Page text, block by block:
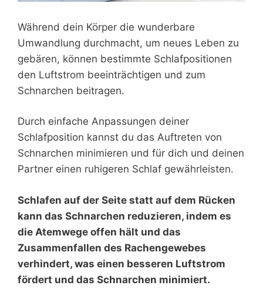
Während dein Körper die wunderbare
Umwandlung durchmacht, um neues Leben zu
gebären, können bestimmte Schlafpositionen
den Luftstrom beeinträchtigen und zum
Schnarchen beitragen.
Durch einfache Anpassungen deiner
Schlafposition kannst du das Auftreten von
Schnarchen minimieren und für dich und deinen
Partner einen ruhigeren Schlaf gewährleisten.
Schlafen auf der Seite statt auf dem Rücken
kann das Schnarchen reduzieren, indem es
die Atemwege offen hält und das
Zusammenfallen des Rachengewebes
verhindert, was einen besseren Luftstrom
fördert und das Schnarchen minimiert.